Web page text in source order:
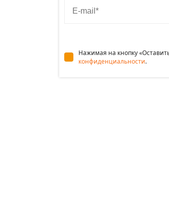
Нажимая на кнопку
конфиденциальности.